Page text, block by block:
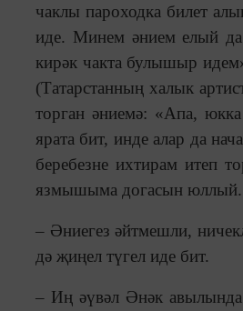
чаклы пароходка билет
иде. Минем әнием елый
кирәк чакта булышыр
(Татарстанның халык
торган әниемә: «Апа,
ярата бит, инде алар да
беребезне ихтирам итеп
язмышыма догасын юллый.
– Әниегез әйтмешли,
дә җиңел түгел иде бит.
– Иң әүвәл Әнәк авылында